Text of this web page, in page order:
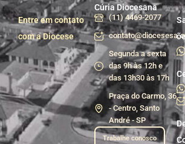
Entre em contato
com a Diocese
Cúria Diocesana
(11) 4469-2077
Segunda a sexta
das 9h às 12h e
das 13h30 às 17h
Praça do Carmo, 36
- Centro, Santo
André - SP
Trabalhe conosco